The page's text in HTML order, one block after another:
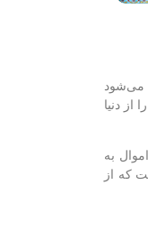
می‌شود
دنیا
به
که از